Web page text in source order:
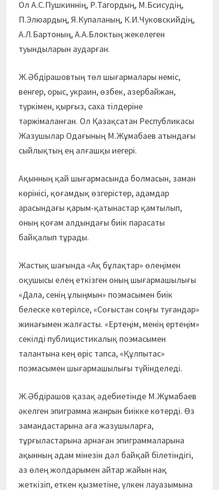
Ол А.С.Пушкиннің, Р.Тагордың, М.Бсисудің,
П.Элюардың, Я.Купаланың, К.И.Чуковскийдің,
А.Л.Бартоның, А.А.Блоктың жекелеген
туындыларын аударған.
Ж.Әбдірашовтың төл шығармалары неміс,
венгер, орыс, украин, өзбек, азербайжан,
түркімен, қырғыз, саха тілдеріне
тәржімаланған. Ол Қазақсатан Республикасы
Жазушылар Одағының М.Жұмабаев атындағы
сыйлықтың ең алғашқы иегері.
Ақынның қай шығармасында болмасын, заман
көрінісі, қоғамдық өзгерістер, адамдар
арасындағы қарым-қатынастар қамтылып,
оның қоғам алдындағы биік парасаты
байқалып тұрады.
Жастық шағында «Ақ бұлақтар» өлеңімен
оқушысы елең еткізген оның шығармашылығы
«Дала, сенің ұлыңмын» поэмасымен биік
белеске көтерілсе, «Соғыс­тан соңғы туғандар»
жинағымен жалғасты. «Ертеңім, менің ертеңім»
секілді публицис­тикалық поэмасымен
талантына кең өріс тапса, «Құлпытас»
поэмасымен шығармашылығы түйінделеді.
Ж.Әбдірашов қазақ әдебиетінде М.Жұмабаев
әкелген эпиграмма жанрын биікке көтерді. Өз
замандастарына аға жазушыларға,
тұрғыластарына арнаған эпиграммаларына
ақынның адам мінезін дәл байқай білетіндігі,
аз өлең жолдарымен айтар жайын нақ
жеткізіп, еткен қызметіне, үлкен лауазымына